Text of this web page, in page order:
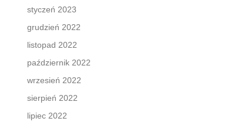
styczeń 2023
grudzień 2022
listopad 2022
październik 2022
wrzesień 2022
sierpień 2022
lipiec 2022